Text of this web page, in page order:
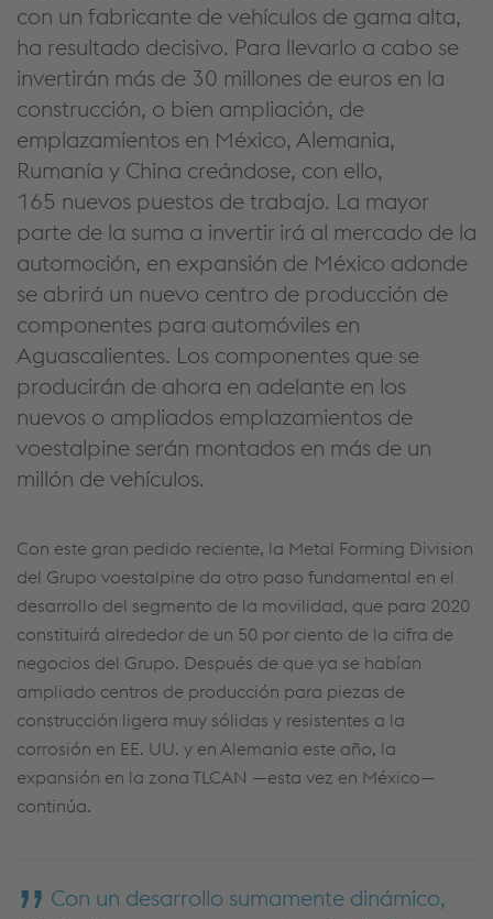
con un fabricante de vehículos de gama alta,
ha resultado decisivo. Para llevarlo a cabo se
invertirán más de 30 millones de euros en la
construcción, o bien ampliación, de
emplazamientos en México, Alemania,
Rumanía y China creándose, con ello,
165 nuevos puestos de trabajo. La mayor
parte de la suma a invertir irá al mercado de la
automoción, en expansión de México adonde
se abrirá un nuevo centro de producción de
componentes para automóviles en
Aguascalientes. Los componentes que se
producirán de ahora en adelante en los
nuevos o ampliados emplazamientos de
voestalpine serán montados en más de un
millón de vehículos.
Con este gran pedido reciente, la Metal Forming Division
del Grupo voestalpine da otro paso fundamental en el
desarrollo del segmento de la movilidad, que para 2020
constituirá alrededor de un 50 por ciento de la cifra de
negocios del Grupo. Después de que ya se habían
ampliado centros de producción para piezas de
construcción ligera muy sólidas y resistentes a la
corrosión en EE. UU. y en Alemania este año, la
expansión en la zona TLCAN —esta vez en México—
continúa.
Con un desarrollo sumamente dinámico,